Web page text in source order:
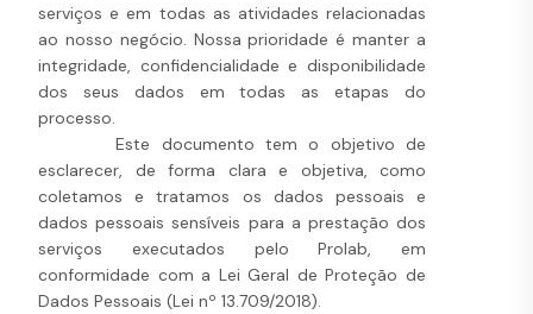
serviços e em todas as atividades relacionadas
ao nosso negócio. Nossa prioridade é manter a
integridade, confidencialidade e disponibilidade
dos seus dados em todas as etapas do
processo.
Este documento tem o objetivo de
esclarecer, de forma clara e objetiva, como
coletamos e tratamos os dados pessoais e
dados pessoais sensíveis para a prestação dos
serviços executados pelo Prolab, em
conformidade com a Lei Geral de Proteção de
Dados Pessoais (Lei nº 13.709/2018).